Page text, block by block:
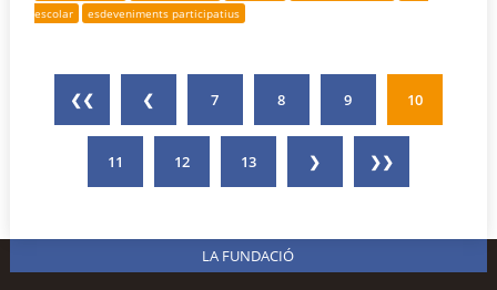
escolar
esdeveniments participatius
❮❮ ❮ 7 8 9 10
11 12 13 ❯ ❯❯
LA FUNDACIÓ